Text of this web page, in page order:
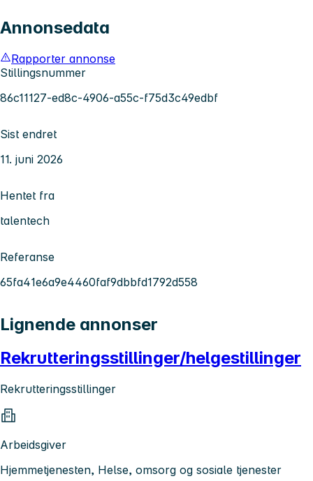
Annonsedata
Rapporter annonse
Stillingsnummer
86c11127-ed8c-4906-a55c-f75d3c49edbf
Sist endret
11. juni 2026
Hentet fra
talentech
Referanse
65fa41e6a9e4460faf9dbbfd1792d558
Lignende annonser
Rekrutteringsstillinger/helgestillinger
Rekrutteringsstillinger
Arbeidsgiver
Hjemmetjenesten, Helse, omsorg og sosiale tjenester